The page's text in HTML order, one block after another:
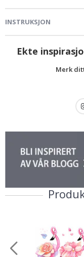
INSTRUKSJON
Ekte
Merk